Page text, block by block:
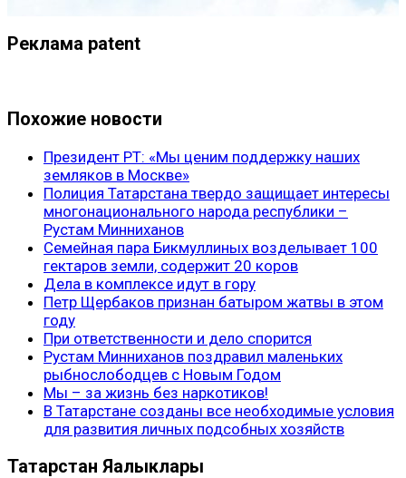
Реклама patent
Похожие новости
Президент РТ: «Мы ценим поддержку наших
земляков в Москве»
Полиция Татарстана твердо защищает интересы
многонационального народа республики –
Рустам Минниханов
Семейная пара Бикмуллиных возделывает 100
гектаров земли, содержит 20 коров
Дела в комплексе идут в гору
Петр Щербаков признан батыром жатвы в этом
году
При ответственности и дело спорится
Рустам Минниханов поздравил маленьких
рыбнослободцев с Новым Годом
Мы – за жизнь без наркотиков!
В Татарстане созданы все необходимые условия
для развития личных подсобных хозяйств
Татарстан Яңалыклары